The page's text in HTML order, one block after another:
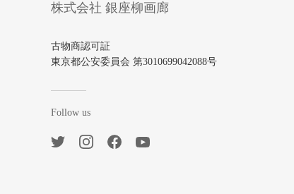
株式会社 銀座柳画廊
古物商認可証
東京都公安委員会 第3010699042088号
Follow us